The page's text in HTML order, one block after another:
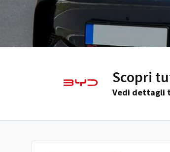
Scopri
Vedi dettagli